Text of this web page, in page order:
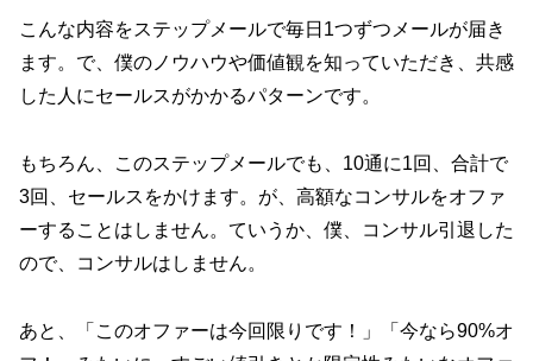
こんな内容をステップメールで毎日1つずつメールが届き
ます。で、僕のノウハウや価値観を知っていただき、共感
した人にセールスがかかるパターンです。
もちろん、このステップメールでも、10通に1回、合計で
3回、セールスをかけます。が、高額なコンサルをオファ
ーすることはしません。ていうか、僕、コンサル引退した
ので、コンサルはしません。
あと、「このオファーは今回限りです！」「今なら90%オ